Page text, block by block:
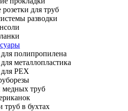
для труб
разводки
полипропилена
металлопластика
PEX
медных труб
труб в бухтах